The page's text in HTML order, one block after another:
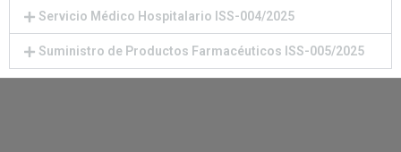
Servicio Médico Hospitalario ISS-004/2025
Suministro de Productos Farmacéuticos ISS-005/2025